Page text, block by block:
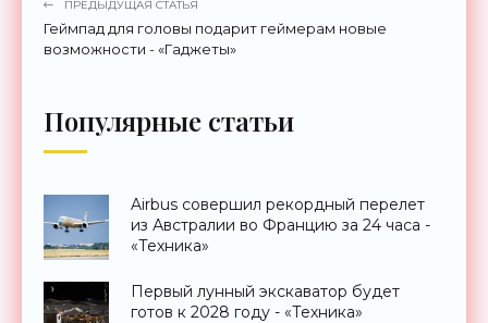
ПРЕДЫДУЩАЯ СТАТЬЯ
Геймпад для головы подарит геймерам новые
возможности - «Гаджеты»
Популярные статьи
Airbus совершил рекордный перелет
из Австралии во Францию за 24 часа -
«Техника»
Первый лунный экскаватор будет
готов к 2028 году - «Техника»